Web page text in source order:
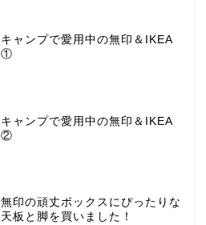
キャンプで愛用中の無印＆IKEA
①
キャンプで愛用中の無印＆IKEA
②
無印の頑丈ボックスにぴったりな
天板と脚を買いました！